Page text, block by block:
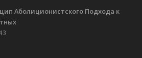
Аболиционистского Подхода к